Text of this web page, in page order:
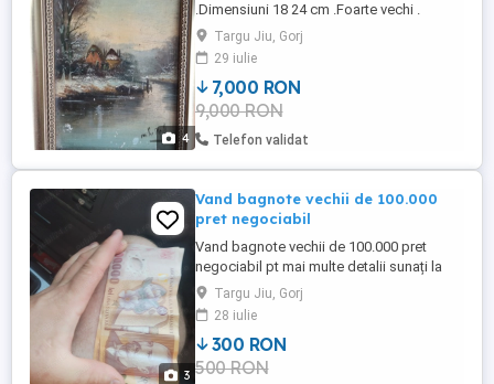
4
.Dimensiuni 18 24 cm .Foarte vechi .
Targu Jiu, Gorj
29 iulie
7,000 RON
9,000 RON
Telefon validat
3
Vand bagnote vechii de 100.000
pret negociabil
Vand bagnote vechii de 100.000 pret
negociabil pt mai multe detalii sunați la
Targu Jiu, Gorj
28 iulie
300 RON
500 RON